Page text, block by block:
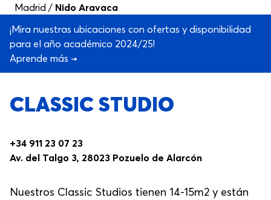
CLASSIC STUDIO
+34 911 23 07 23
Av. del Talgo 3, 28023 Pozuelo de Alarcón
Nuestros Classic Studios tienen 14-15m2 y están
Madrid / Nido Aravaca
¡Mira nuestras ubicaciones con ofertas y disponibilidad
para el año académico 2024/25!
Aprende más →